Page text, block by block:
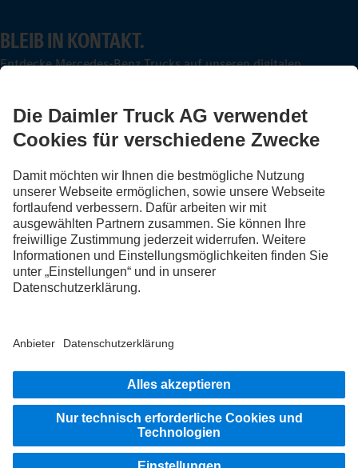
BLEIB IN KONTAKT.
Entdecke Mercedes-Benz Trucks auf unseren digitalen
FOLLOW THE ROADSTARS.
Tausche jetzt Erfahrungen mit anderen Truckerinnen und
Truckern aus.